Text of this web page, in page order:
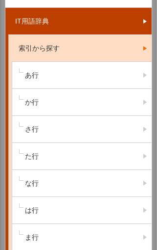
IT用語辞典
索引から探す
あ行
か行
さ行
た行
な行
は行
ま行